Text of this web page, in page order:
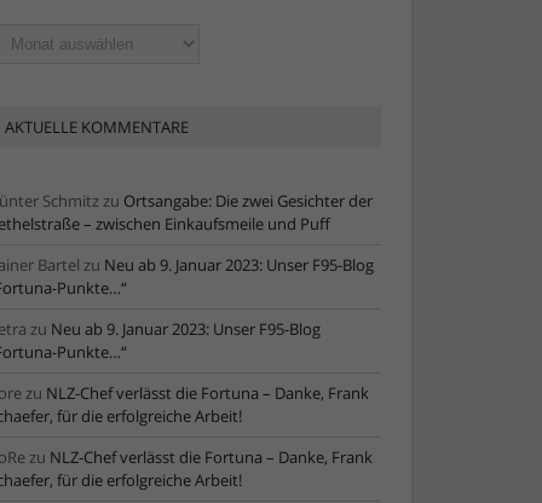
AKTUELLE KOMMENTARE
Schmitzzu Ortsangabe: Die zwei Gesichter der
– zwischen Einkaufsmeile und Puff
Bartel zu Neu ab 9. Januar 2023: Unser F95-Blog
Punkte…“
zu Neu ab 9. Januar 2023: Unser F95-Blog
Punkte…“
zu NLZ-Chef verlässt die Fortuna – Danke, Frank
für die erfolgreiche Arbeit!
zu NLZ-Chef verlässt die Fortuna – Danke, Frank
für die erfolgreiche Arbeit!